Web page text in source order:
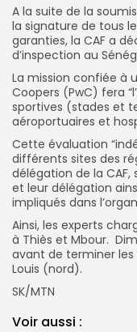
A la suite de la
la signature de tous
garanties, la CAF a
d’inspection au
La mission confiée à
Coopers (PwC) fera
sportives (stades et
aéroportuaires et
Cette évaluation
différents sites des
délégation de la
et leur délégation
impliqués dans
Ainsi, les experts
à Thiès et Mbour.
avant de terminer les
Louis (nord).
SK/MTN
Voir aussi :